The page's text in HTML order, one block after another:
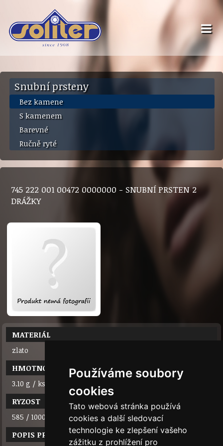
Používáme soubory
cookies
Tato webová stránka používá
cookies a další sledovací
technologie ke zlepšení vašeho
zážitku z prohlížení pro
Snubní prsteny
Bez kamene
S kamenem
Barevné
Ručně ryté
745 222 001 00472 0000000 - SNUBNÍ PRSTEN 2
DRÁŽKY
MATERIÁL
zlato
HMOTNOST
3.10 g / ks
RYZOST
585 / 1000 (14 karátů)
POPIS PRODUKTU